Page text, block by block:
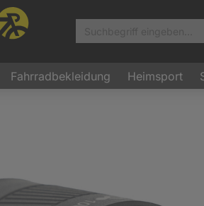
Fahrradbekleidung Heimsport